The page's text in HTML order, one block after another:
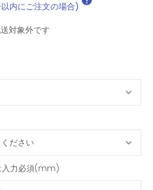
内にご注文の場合)
対象外です
入力必須(mm)